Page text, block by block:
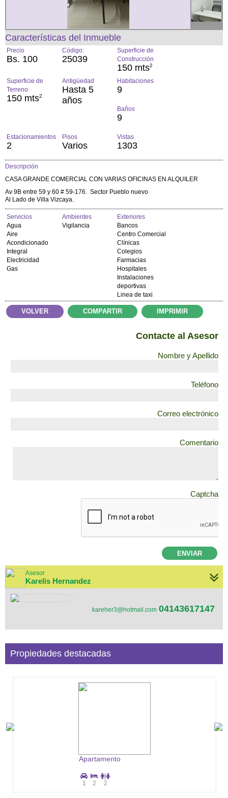
Características del Inmueble
Precio
Bs. 100
Código:
25039
Superficie de
Construcción
150 mts2
Superficie de
Terreno
150 mts2
Antigüedad
Hasta 5
años
Habitaciones
9
Baños
9
Estacionamientos
2
Pisos
Varios
Vistas
1303
Descripción
CASA GRANDE COMERCIAL CON VARIAS OFICINAS EN ALQUILER
Av 9B entre 59 y 60 # 59-176. Sector Pueblo nuevo
Al Lado de Villa Vizcaya.
Servicios
Agua
Aire
Acondicionado
Integral
Electricidad
Gas
Ambientes
Vigilancia
Exteriores
Bancos
Centro Comercial
Clínicas
Colegios
Farmacias
Hospitales
Instalaciones
deportivas
Linea de taxi
VOLVER COMPARTIR IMPRIMIR
Contacte al Asesor
Nombre y Apellido
Teléfono
Correo electrónico
Comentario
Captcha
ENVIAR
Asesor
Karelis Hernandez
kareher3@hotmail.com 04143617147
Propiedades destacadas
Apartamento
1 2
|
2